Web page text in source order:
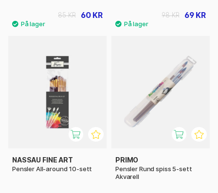
60 KR
85 KR 69 KR
98 KR
NASSAU FINE ART
Pensler All-around 10-sett
PRIMO
Pensler Rund spiss 5-sett
Akvarell